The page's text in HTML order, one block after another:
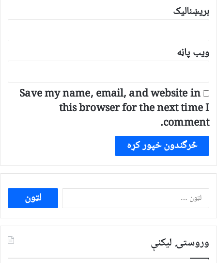
بریښنالیک
ویب پاڼه
Save my name, email, and website in
this browser for the next time I
comment.
ددی
لپاره
لټون:
وروستۍ ليکنې